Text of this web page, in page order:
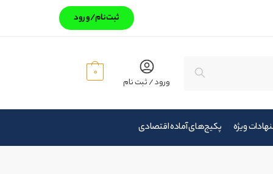
ثبت‌‌نام/ورود
جستجو
ورود / ثبت نام
0
ویژه پکیج‌های آماده اقتصادی